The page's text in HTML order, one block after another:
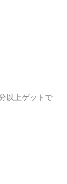
以上ゲットで